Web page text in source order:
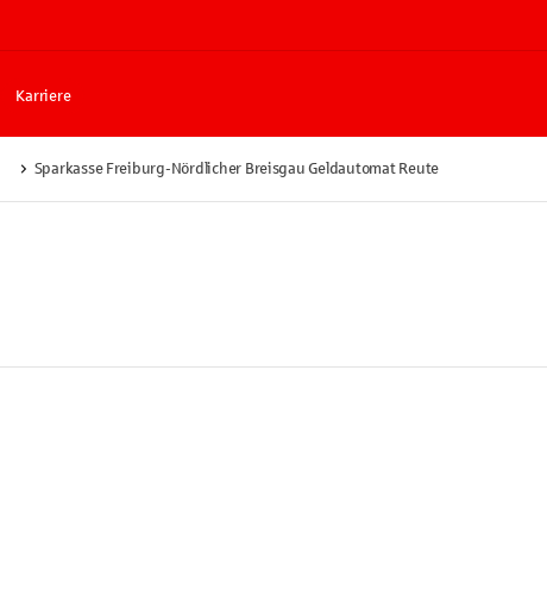
Karriere
Sparkasse Freiburg-Nördlicher Breisgau Geldautomat Reute